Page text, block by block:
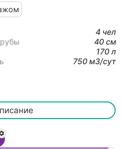
4 чел
40 см
170 л
750 м3/cут